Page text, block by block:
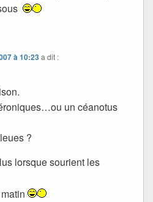
à 10:23a dit :
un céanotus
?
lorsque sourient les